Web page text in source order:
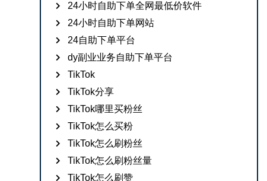
24小时自助下单全网最低价软件
24小时自助下单网站
24自助下单平台
dy副业业务自助下单平台
TikTok
TikTok分享
TikTok哪里买粉丝
TikTok怎么买粉
TikTok怎么刷粉丝
TikTok怎么刷粉丝量
TikTok怎么刷赞